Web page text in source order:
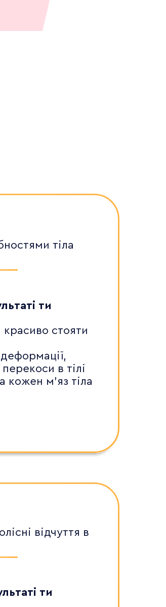
відчуття в
ти
тіла
красиво стояти
в тілі
кожен м'яз тіла
ти